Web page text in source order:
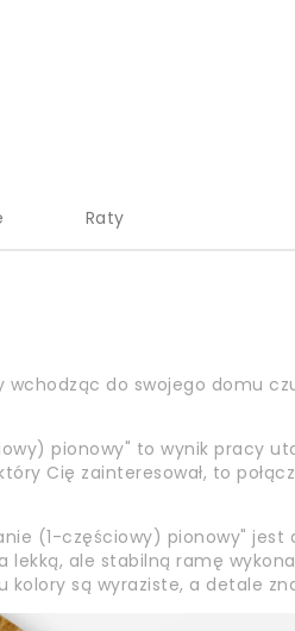
Raty
do swojego domu
pionowy" to wynik pracy
Cię zainteresował, to
(1-częściowy) pionowy"
ale stabilną ramę
kolory są wyraziste, a detale